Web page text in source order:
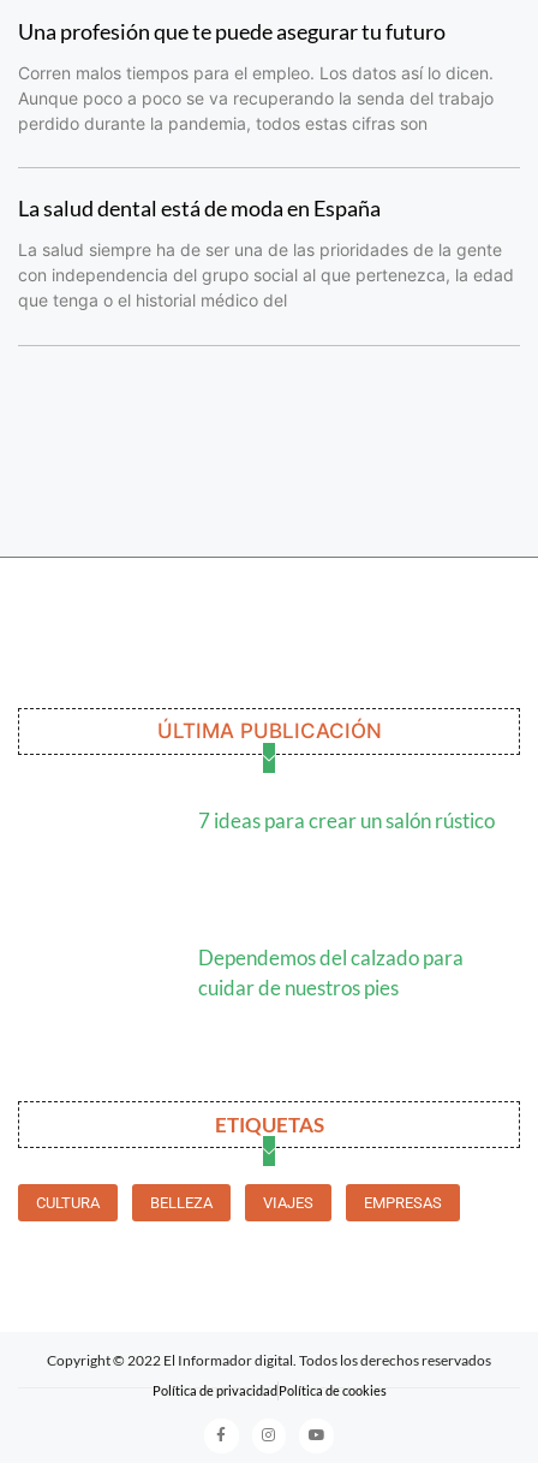
Una profesión que te puede asegurar tu futuro
Corren malos tiempos para el empleo. Los datos así lo dicen.
Aunque poco a poco se va recuperando la senda del trabajo
perdido durante la pandemia, todos estas cifras son
La salud dental está de moda en España
La salud siempre ha de ser una de las prioridades de la gente
con independencia del grupo social al que pertenezca, la edad
que tenga o el historial médico del
ÚLTIMA PUBLICACIÓN
7 ideas para crear un salón rústico
Dependemos del calzado para
cuidar de nuestros pies
ETIQUETAS
CULTURA BELLEZA VIAJES EMPRESAS
Copyright © 2022 El Informador digital. Todos los derechos reservados
Política de privacidadPolítica de cookies